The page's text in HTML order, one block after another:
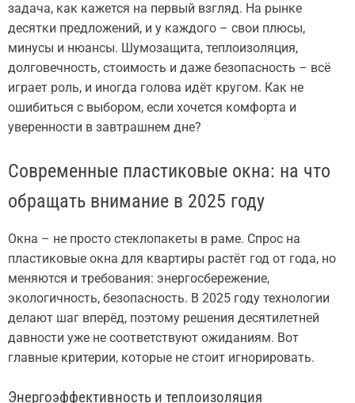
задача, как кажется на первый взгляд. На рынке
десятки предложений, и у каждого – свои плюсы,
минусы и нюансы. Шумозащита, теплоизоляция,
долговечность, стоимость и даже безопасность – всё
играет роль, и иногда голова идёт кругом. Как не
ошибиться с выбором, если хочется комфорта и
уверенности в завтрашнем дне?
Современные пластиковые окна: на что
обращать внимание в 2025 году
Окна – не просто стеклопакеты в раме. Спрос на
пластиковые окна для квартиры растёт год от года, но
меняются и требования: энергосбережение,
экологичность, безопасность. В 2025 году технологии
делают шаг вперёд, поэтому решения десятилетней
давности уже не соответствуют ожиданиям. Вот
главные критерии, которые не стоит игнорировать.
Энергоэффективность и теплоизоляция